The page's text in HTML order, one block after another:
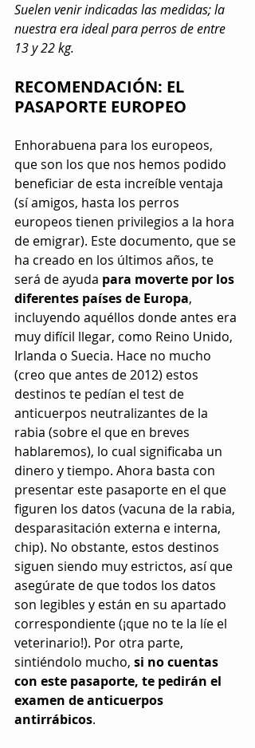
Suelen venir indicadas las medidas; la
nuestra era ideal para perros de entre
13 y 22 kg.
RECOMENDACIÓN: EL
PASAPORTE EUROPEO
Enhorabuena para los europeos,
que son los que nos hemos podido
beneficiar de esta increíble ventaja
(sí amigos, hasta los perros
europeos tienen privilegios a la hora
de emigrar). Este documento, que se
ha creado en los últimos años, te
será de ayuda para moverte por los
diferentes países de Europa,
incluyendo aquéllos donde antes era
muy difícil llegar, como Reino Unido,
Irlanda o Suecia. Hace no mucho
(creo que antes de 2012) estos
destinos te pedían el test de
anticuerpos neutralizantes de la
rabia (sobre el que en breves
hablaremos), lo cual significaba un
dinero y tiempo. Ahora basta con
presentar este pasaporte en el que
figuren los datos (vacuna de la rabia,
desparasitación externa e interna,
chip). No obstante, estos destinos
siguen siendo muy estrictos, así que
asegúrate de que todos los datos
son legibles y están en su apartado
correspondiente (¡que no te la líe el
veterinario!). Por otra parte,
sintiéndolo mucho, si no cuentas
con este pasaporte, te pedirán el
examen de anticuerpos
antirrábicos.